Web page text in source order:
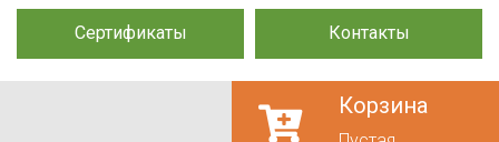
Сертификаты Контакты
Корзина